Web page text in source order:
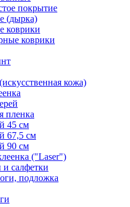
покрытие
(дырка)
коврики
коврики
кожа)
пленка
45 см
67,5 см
90 см
("Laser")
и салфетки
подложка